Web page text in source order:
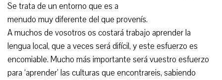
Se trata de un entorno que es a
menudo muy diferente del que provenís.
A muchos de vosotros os costará trabajo aprender la
lengua local, que a veces será difícil, y este esfuerzo es
encomiable. Mucho más importante será vuestro esfuerzo
para ‘aprender’ las culturas que encontrareis, sabiendo